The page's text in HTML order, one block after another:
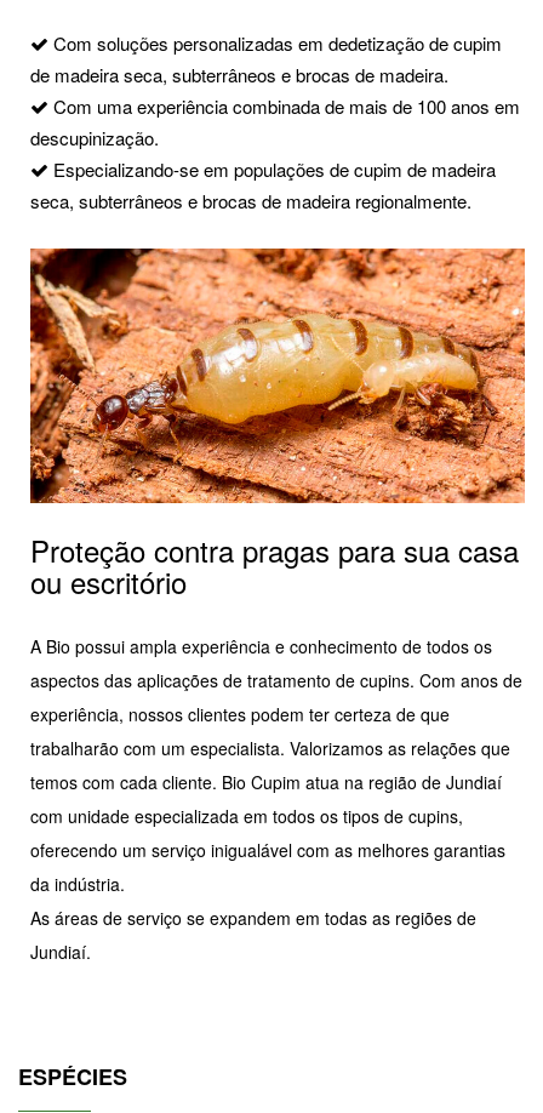
Com soluções personalizadas em dedetização de cupim
de madeira seca, subterrâneos e brocas de madeira.
Com uma experiência combinada de mais de 100 anos em
descupinização.
Especializando-se em populações de cupim de madeira
seca, subterrâneos e brocas de madeira regionalmente.
Proteção contra pragas para sua casa
ou escritório
A Bio possui ampla experiência e conhecimento de todos os
aspectos das aplicações de tratamento de cupins. Com anos de
experiência, nossos clientes podem ter certeza de que
trabalharão com um especialista. Valorizamos as relações que
temos com cada cliente. Bio Cupim atua na região de Jundiaí
com unidade especializada em todos os tipos de cupins,
oferecendo um serviço inigualável com as melhores garantias
da indústria.
As áreas de serviço se expandem em todas as regiões de
Jundiaí.
ESPÉCIES